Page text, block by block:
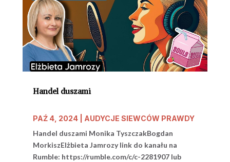
Handel duszami
PAŹ 4, 2024| AUDYCJE SIEWCÓW PRAWDY
Handel duszami Monika TyszczakBogdan
MorkiszElżbieta Jamrozy link do kanału na
Rumble: https://rumble.com/c/c-2281907 lub